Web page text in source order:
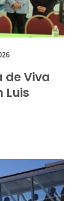
de Viva
Luis
de